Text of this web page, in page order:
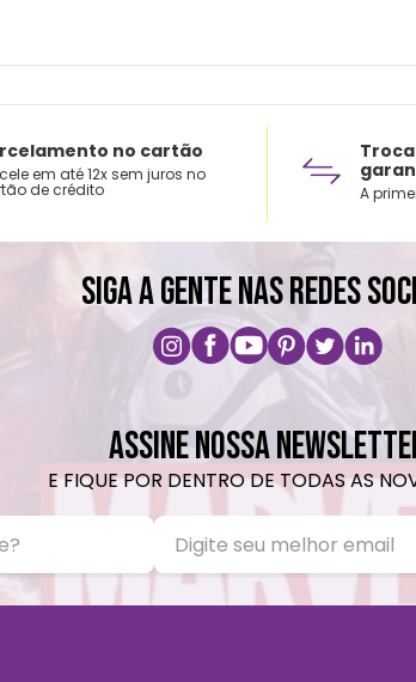
no cartão
em até 12x sem juros no
de crédito A
SIGA A GENTE NAS REDES
ASSINE NOSSA
E FIQUE POR DENTRO DE TODAS AS